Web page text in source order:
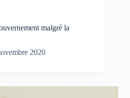
malgré la
2020